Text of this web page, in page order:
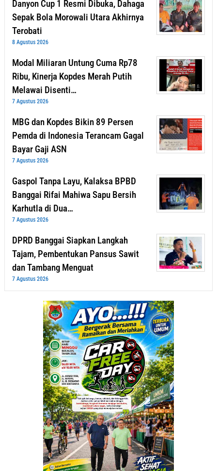
Danyon Cup 1 Resmi Dibuka, Dahaga
Sepak Bola Morowali Utara Akhirnya
Terobati
8 Agustus 2026
Modal Miliaran Untung Cuma Rp78
Ribu, Kinerja Kopdes Merah Putih
Melawai Disenti…
7 Agustus 2026
MBG dan Kopdes Bikin 89 Persen
Pemda di Indonesia Terancam Gagal
Bayar Gaji ASN
7 Agustus 2026
Gaspol Tanpa Layu, Kalaksa BPBD
Banggai Rifai Mahiwa Sapu Bersih
Karhutla di Dua…
7 Agustus 2026
DPRD Banggai Siapkan Langkah
Tajam, Pembentukan Pansus Sawit
dan Tambang Menguat
7 Agustus 2026